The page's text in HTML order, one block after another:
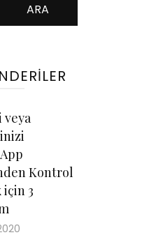
ARA
veya
Kontrol
3